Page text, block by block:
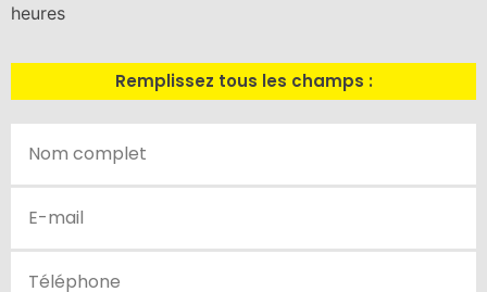
heures
Remplissez tous les champs :